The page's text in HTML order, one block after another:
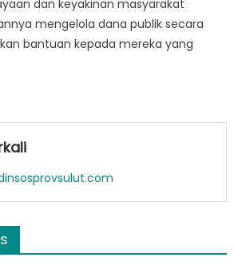
dan keyakinan masyarakat
mengelola dana publik secara
bantuan kepada mereka yang